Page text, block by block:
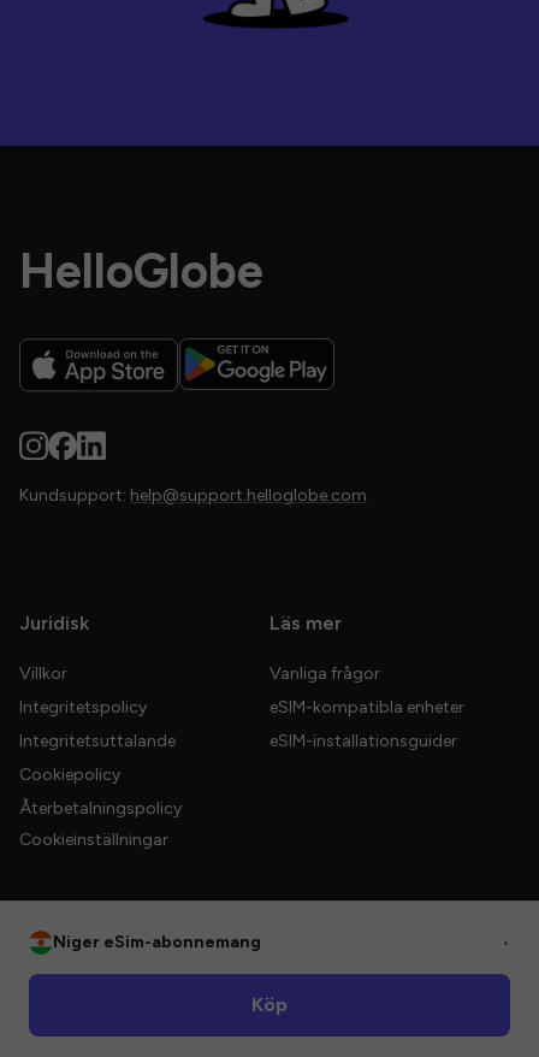
HelloGlobe
Kundsupport: help@support.helloglobe.com
Juridisk
Villkor
Integritetspolicy
Integritetsuttalande
Cookiepolicy
Återbetalningspolicy
Cookieinställningar
Läs mer
Vanliga frågor
eSIM-kompatibla enheter
eSIM-installationsguider
Niger eSim-abonnemang •
Köp